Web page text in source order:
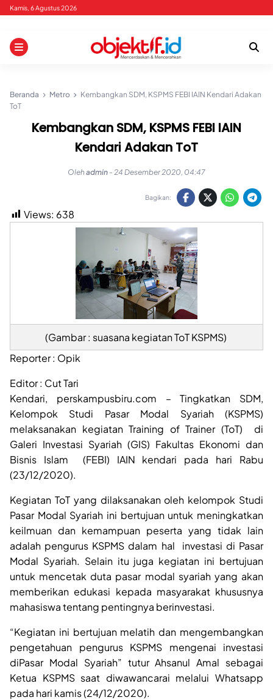
Skip
content
Kamis, 6 Agustus 2026
Beranda Metro
Kembangkan SDM, KSPMS FEBI IAIN Kendari Adakan
ToT
Kembangkan SDM, KSPMS FEBI IAIN
Kendari Adakan ToT
Olehadmin - 24 Desember 2020, 04:47
Bagikan:
Views: 638
(Gambar : suasana kegiatan ToT KSPMS)
Reporter : Opik
Editor : Cut Tari
Kendari, perskampusbiru.com – Tingkatkan SDM,
Kelompok Studi Pasar Modal Syariah (KSPMS)
melaksanakan kegiatan Training of Trainer (ToT) di
Galeri Investasi Syariah (GIS) Fakultas Ekonomi dan
Bisnis Islam (FEBI) IAIN kendari pada hari Rabu
(23/12/2020).
Kegiatan ToT yang dilaksanakan oleh kelompok Studi
Pasar Modal Syariah ini bertujuan untuk meningkatkan
keilmuan dan kemampuan peserta yang tidak lain
adalah pengurus KSPMS dalam hal investasi di Pasar
Modal Syariah. Selain itu juga kegiatan ini bertujuan
untuk mencetak duta pasar modal syariah yang akan
memberikan edukasi kepada masyarakat khususnya
mahasiswa tentang pentingnya berinvestasi.
“Kegiatan ini bertujuan melatih dan mengembangkan
pengetahuan pengurus KSPMS mengenai investasi
diPasar Modal Syariah” tutur Ahsanul Amal sebagai
Ketua KSPMS saat diwawancarai melalui Whatsapp
pada hari kamis (24/12/2020).